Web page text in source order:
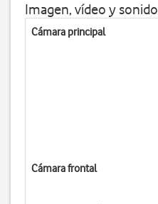
Imagen, vídeo y sonido
Cámara principal
Cámara frontal